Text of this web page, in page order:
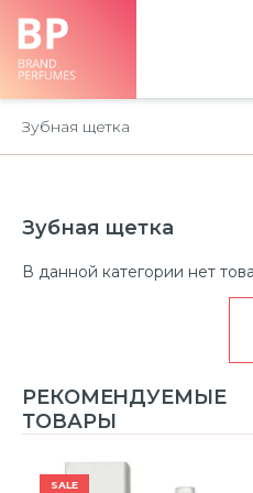
Зубная щетка
Зубная щетка
В данной категории нет
РЕКОМЕНДУЕМЫЕ
ТОВАРЫ
SALE